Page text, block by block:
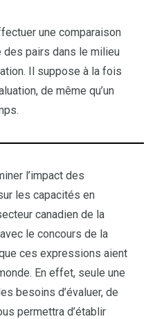
une comparaison
des pairs dans le milieu
Il suppose à la fois
de même qu’un
l’impact des
les capacités en
canadien de la
le concours de la
ces expressions aient
En effet, seule une
besoins d’évaluer, de
permettra d’établir